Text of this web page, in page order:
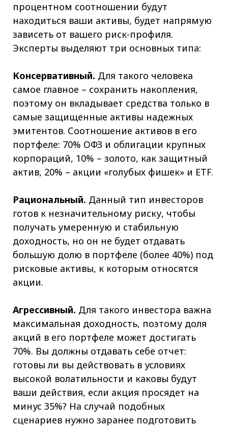
процентном соотношении будут
находиться ваши активы, будет напрямую
зависеть от вашего риск-профиля.
Эксперты выделяют три основных типа:
Консервативный. Для такого человека
самое главное – сохранить накопления,
поэтому он вкладывает средства только в
самые защищенные активы надежных
эмитентов. Соотношение активов в его
портфеле: 70% ОФЗ и облигации крупных
корпораций, 10% – золото, как защитный
актив, 20% – акции «голубых фишек» и ETF.
Рациональный. Данный тип инвесторов
готов к незначительному риску, чтобы
получать умеренную и стабильную
доходность, но он не будет отдавать
большую долю в портфеле (более 40%) под
рисковые активы, к которым относятся
акции.
Агрессивный. Для такого инвестора важна
максимальная доходность, поэтому доля
акций в его портфеле может достигать
70%. Вы должны отдавать себе отчет:
готовы ли вы действовать в условиях
высокой волатильности и каковы будут
ваши действия, если акция просядет на
минус 35%? На случай подобных
сценариев нужно заранее подготовить